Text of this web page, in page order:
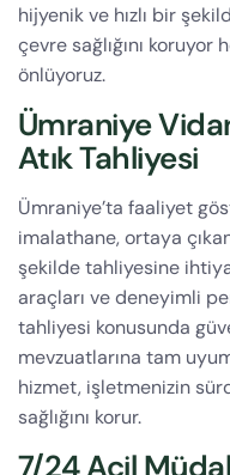
hijyenik ve hızlı bir
çevre sağlığını koruyor
önlüyoruz.
Ümraniye
Atık Tahliyesi
Ümraniye’ta faaliyet
imalathane, ortaya
şekilde tahliyesine
araçları ve deneyimli
tahliyesi konusunda
mevzuatlarına tam
hizmet, işletmenizin
sağlığını korur.
7/24 Acil